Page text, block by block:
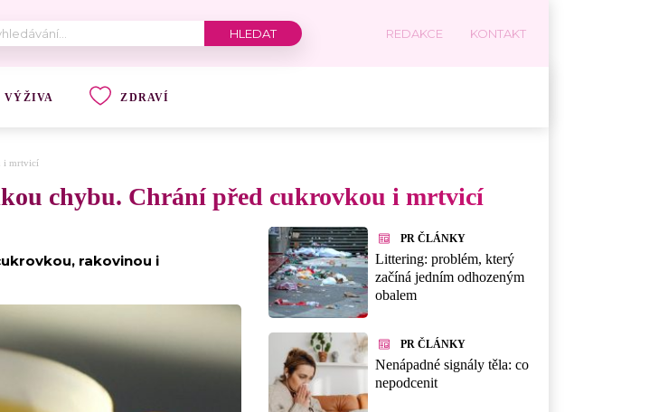
REDAKCE KONTAKT
VÝŽIVA ZDRAVÍ
i mrtvicí
chybu. Chrání před cukrovkou i mrtvicí
rakovinou i
PR ČLÁNKY
Littering: problém, který
začíná jedním odhozeným
obalem
PR ČLÁNKY
Nenápadné signály těla: co
nepodcenit